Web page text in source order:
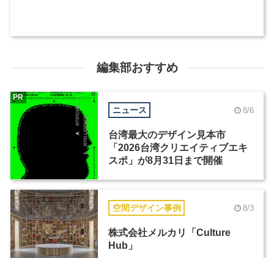
編集部おすすめ
ニュース 8/6
台湾最大のデザイン見本市
「2026台湾クリエイティブエキ
スポ」が8月31日まで開催
PR
空間デザイン事例 8/3
株式会社メルカリ「Culture
Hub」